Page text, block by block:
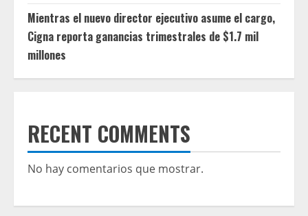
Mientras el nuevo director ejecutivo asume el cargo,
Cigna reporta ganancias trimestrales de $1.7 mil
millones
RECENT COMMENTS
No hay comentarios que mostrar.